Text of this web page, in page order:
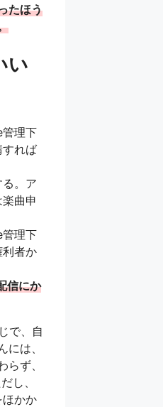
たほう
い
理下
れば
。ア
曲申
理下
者か
信にか
で、自
は、
ず、
し、
ほかか